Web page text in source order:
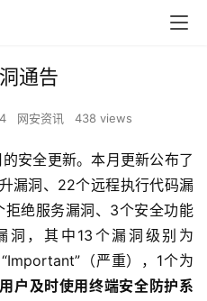
通告
网安资讯 438 views
安全更新。本月更新公布了
漏洞、22个远程执行代码漏
绝服务漏洞、3个安全功能
洞，其中13个漏洞级别为
（严重），1个为
户及时使用终端安全防护系